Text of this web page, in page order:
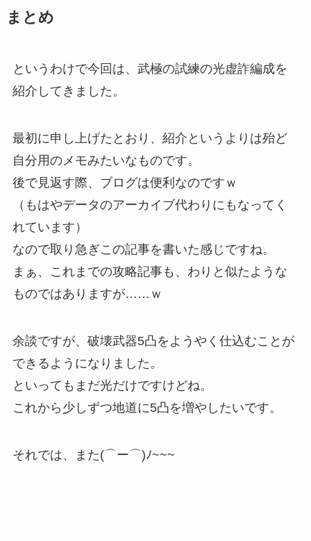
まとめ
というわけで今回は、武極の試練の光虚詐編成を
紹介してきました。
最初に申し上げたとおり、紹介というよりは殆ど
自分用のメモみたいなものです。
後で見返す際、ブログは便利なのですｗ
（もはやデータのアーカイブ代わりにもなってく
れています）
なので取り急ぎこの記事を書いた感じですね。
まぁ、これまでの攻略記事も、わりと似たような
ものではありますが……ｗ
余談ですが、破壊武器5凸をようやく仕込むことが
できるようになりました。
といってもまだ光だけですけどね。
これから少しずつ地道に5凸を増やしたいです。
それでは、また(⌒ー⌒)ﾉ~~~